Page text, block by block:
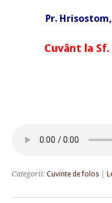
Pr.
Cuvânt la
Categorii: Cuvinte de folos